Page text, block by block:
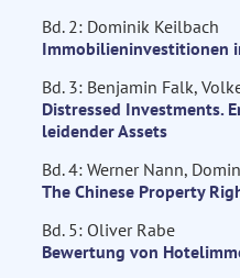
Bd. 2: Dominik Keilbach
Immobilieninvestitionen
Bd. 3: Benjamin Falk,
Distressed Investments.
leidender Assets
Bd. 4: Werner Nann,
The Chinese Property
Bd. 5: Oliver Rabe
Bewertung von